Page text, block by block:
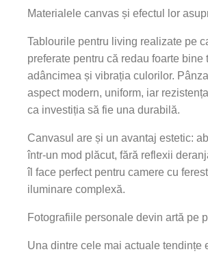
Materialele canvas și efectul lor
Tablourile pentru living realizate pe
preferate pentru că redau foarte bine
adâncimea și vibrația culorilor.
aspect modern, uniform, iar
ca investiția să fie una durabilă.
Canvasul are și un avantaj estetic:
într-un mod plăcut, fără reflexii
îl face perfect pentru camere cu
iluminare complexă.
Fotografiile personale devin artă pe
Una dintre cele mai actuale tendințe